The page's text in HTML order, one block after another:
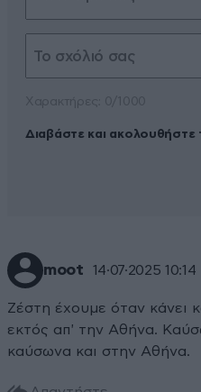
Διαβάστε και
moot 14·07·2025 10:14
Ζέστη έχουμε όταν κάνει
εκτός απ' την Αθήνα.
καύσωνα και στην Αθήνα.